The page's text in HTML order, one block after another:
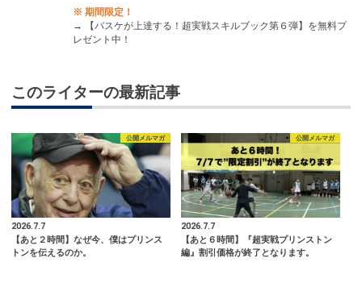
※ 期間限定！
→
【バスケが上達する！超実戦スキルブック第６弾】を無料プ
レゼント中！
このライターの最新記事
公開メルマガ
2026.7.7
【あと２時間】なぜ今、僕はプリンス
トンを伝えるのか。
公開メルマガ
2026.7.7
【あと６時間】『超実戦プリンストン
編』割引価格が終了となります。